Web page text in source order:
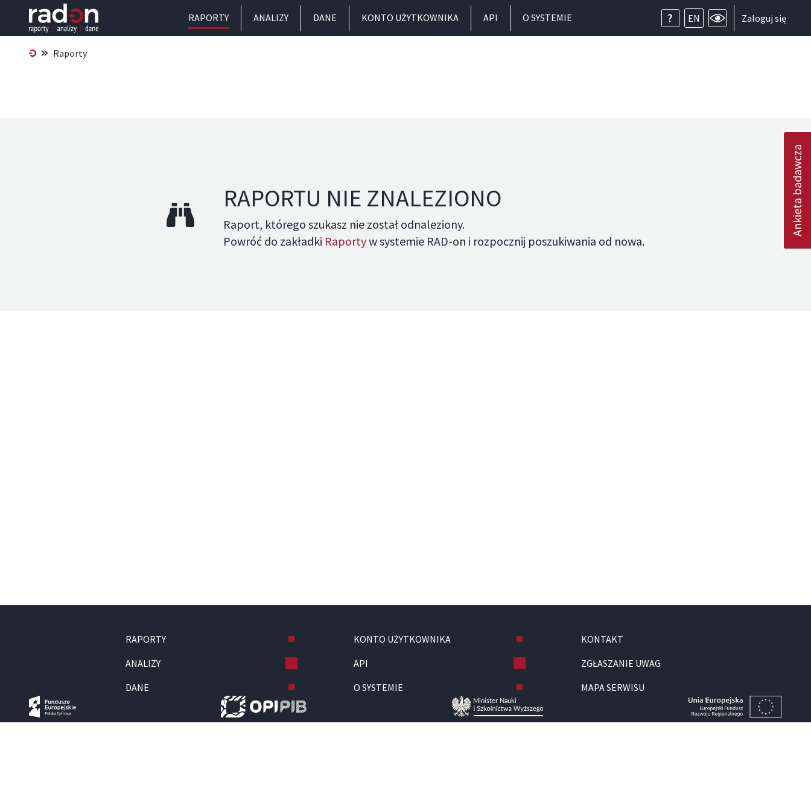
RAPORTY ANALIZY DANE KONTO UŻYTKOWNIKA API O SYSTEMIE EN Zaloguj się
Raporty
RAPORTU NIE ZNALEZIONO
Raport, którego szukasz nie został odnaleziony.
Powróć do zakładki Raportyw systemie RAD-on i rozpocznij poszukiwania od nowa.
RAPORTY
ANALIZY
DANE
KONTO UŻYTKOWNIKA
API
O SYSTEMIE
KONTAKT
ZGŁASZANIE UWAG
MAPA SERWISU
Ankieta badawcza